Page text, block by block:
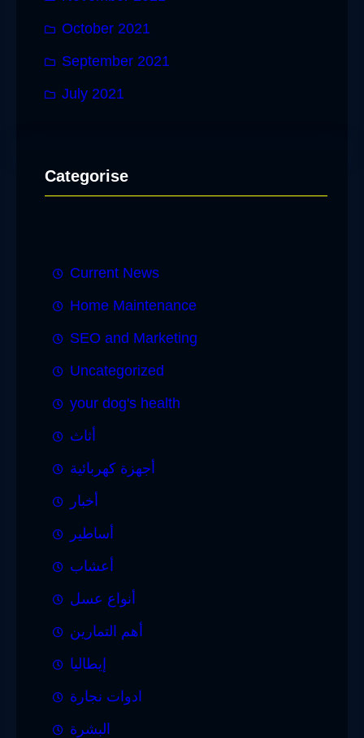
October 2021
September 2021
July 2021
Categorise
Current News
Home Maintenance
SEO and Marketing
Uncategorized
your dog's health
أثاث
أجهزة كهربائية
أخبار
أساطير
أعشاب
أنواع عسل
أهم التمارين
إيطاليا
ادوات نجارة
البشرة